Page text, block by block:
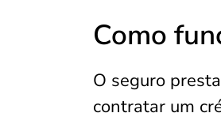
Como
O seguro
contratar um